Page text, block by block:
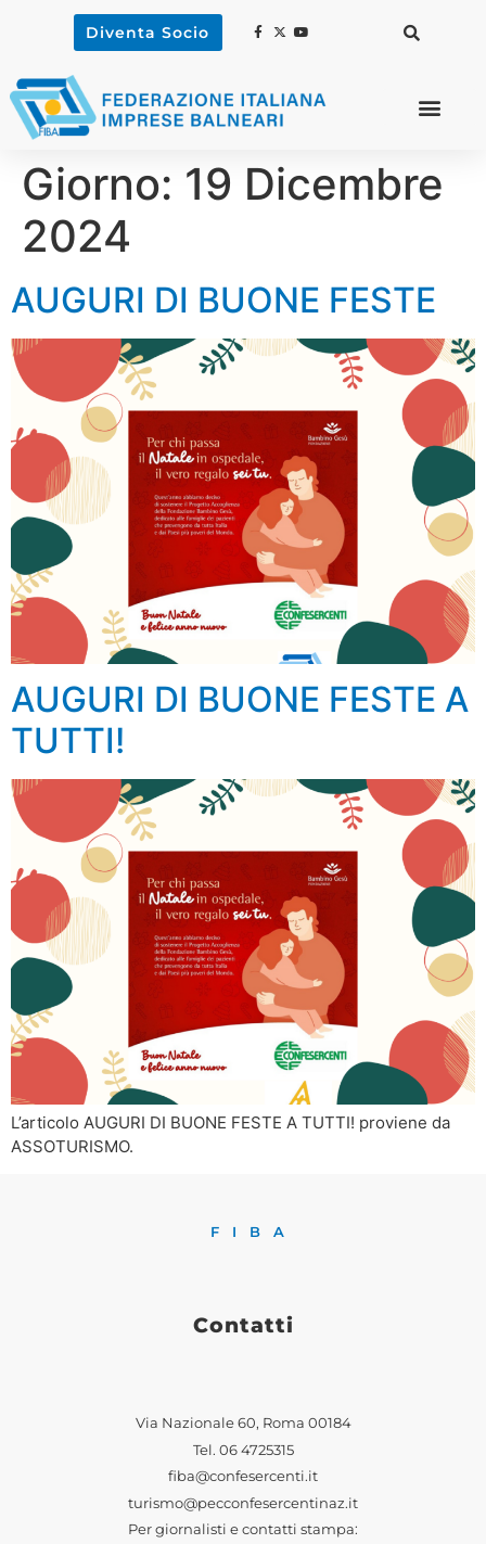
Diventa Socio
Giorno: 19 Dicembre
2024
AUGURI DI BUONE FESTE
AUGURI DI BUONE FESTE A
TUTTI!
L’articolo AUGURI DI BUONE FESTE A TUTTI! proviene da
ASSOTURISMO.
FIBA
Contatti
Via Nazionale 60, Roma 00184
Tel. 06 4725315
fiba@confesercenti.it
turismo@pecconfesercentinaz.it
Per giornalisti e contatti stampa: